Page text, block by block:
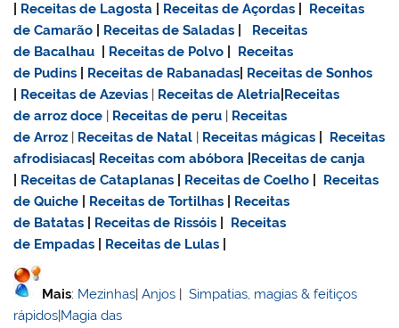
Receitas de Lagosta Receitas de Açordas
Receitas
de Camarão
Receitas de Saladas
Receitas
de Bacalhau
Receitas de Polvo
Receitas
de Pudins
Receitas de Rabanadas Receitas de Sonhos
Receitas de Azevias | Receitas de Aletria Receitas
dearroz doce | Receitas de peru | Receitas
de Arroz | Receitas de Natal | Receitas mágicas
Receitas
afrodisiacas Receitas com abóbora Receitas de canja
Receitas de Cataplanas Receitas de Coelho
Receitas
de Quiche
Receitas de Tortilhas
Receitas
de Batatas
Receitas de Rissóis
Receitas
de Empadas
Receitas de Lulas
Mais: Mezinhas |Anjos |Simpatias, magias & feitiços
rápidos Magia das